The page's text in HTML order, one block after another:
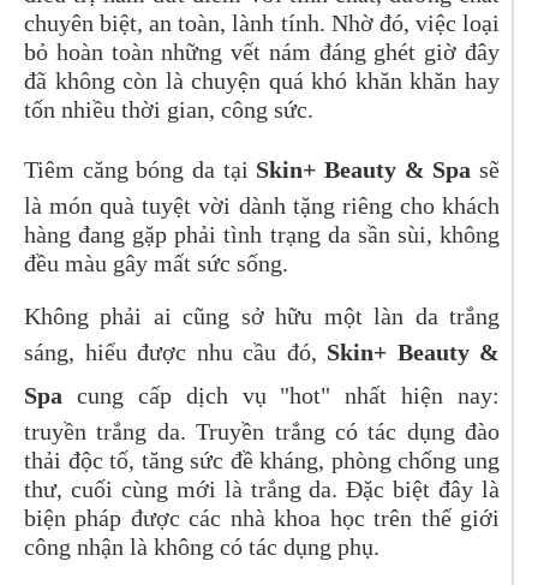
chuyên biệt, an toàn, lành tính. Nhờ đó, việc loại
bỏ hoàn toàn những vết nám đáng ghét giờ đây
đã không còn là chuyện quá khó khăn khăn hay
tốn nhiều thời gian, công sức.
Tiêm căng bóng da tại Skin+ Beauty & Spasẽ
là món quà tuyệt vời dành tặng riêng cho khách
hàng đang gặp phải tình trạng da sần sùi, không
đều màu gây mất sức sống.
Không phải ai cũng sở hữu một làn da trắng
sáng, hiểu được nhu cầu đó, Skin+ Beauty &
Spa cung cấp dịch vụ "hot" nhất hiện nay:
truyền trắng da. Truyền trắng có tác dụng đào
thải độc tố, tăng sức đề kháng, phòng chống ung
thư, cuối cùng mới là trắng da. Đặc biệt đây là
biện pháp được các nhà khoa học trên thế giới
công nhận là không có tác dụng phụ.